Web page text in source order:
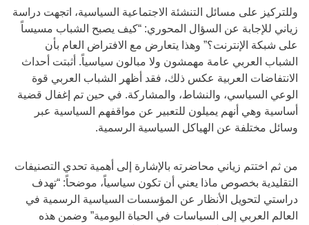
وللتركيز على مسائل التنشئة الاجتماعية السياسية، اتجهت دراسة
زياني للإجابة عن السؤال المحوري: “كيف يصبح الشباب مسيساً
على شبكة الإنترنت؟” وهذا يتعارض مع الافتراض العام بأن
الشباب العربي عامة مهمشون ولا مبالون سياسياً. أثبتت أحداث
الانتفاضات العربية عكس ذلك، فقد أظهر الشباب العربي قوة
الوعي السياسي، والنشاط، والمشاركة. في حين تم إغفال قضية
أساسية وهي أنهم يميلون للتعبير عن مواقفهم السياسية عبر
وسائل مختلفة عن الهياكل السياسية الرسمية.
من ثم اختتم زياني محاضرته بالإشارة إلى أهمية تحدي التصنيفات
التقليدية بخصوص ماذا يعني أن تكون سياسياً، موضحاً: “تهدف
دراستي لتحويل الأنظار عن المؤسسات السياسية الرسمية في
العالم العربي إلى السياسات في الحياة اليومية” وضمن هذه